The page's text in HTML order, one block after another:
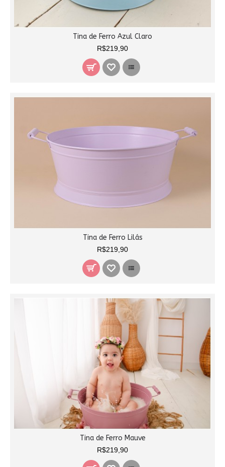
Tina de Ferro Azul Claro
R$219,90
Tina de Ferro Lilás
R$219,90
Tina de Ferro Mauve
R$219,90